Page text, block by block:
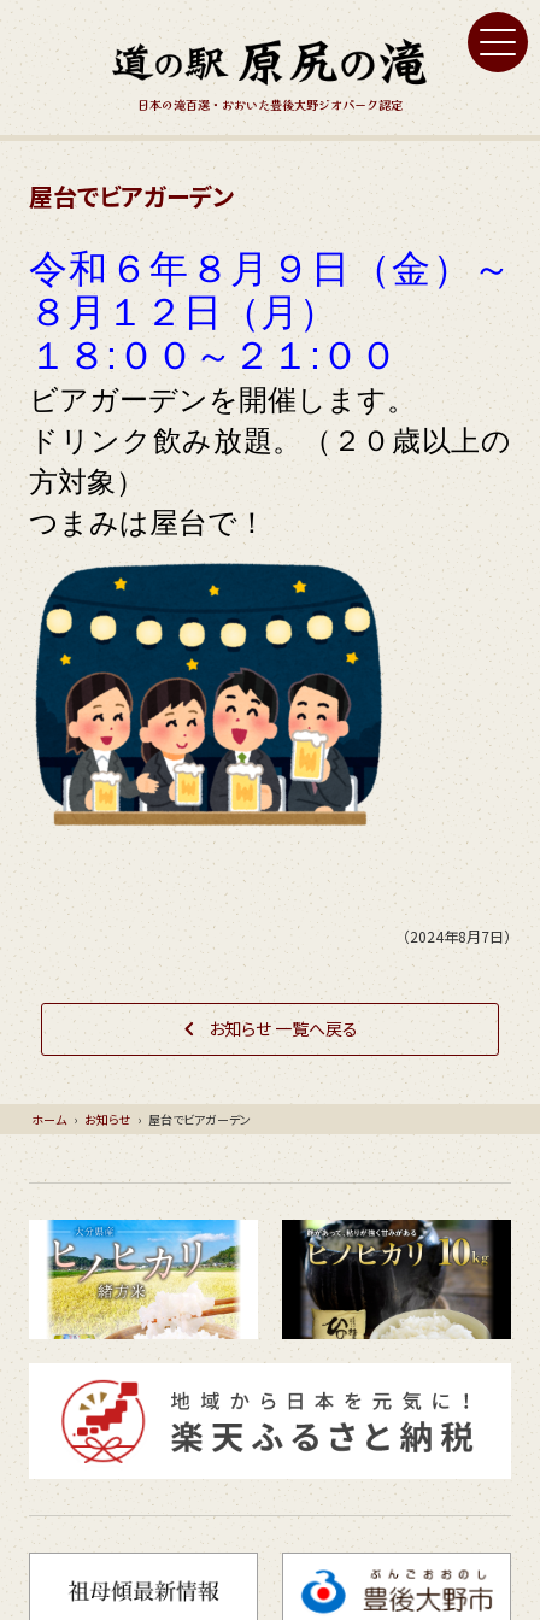
日本の滝百選・おおいた豊後大野ジオパーク認定
ホーム › お知らせ › 屋台でビアガーデン
屋台でビアガーデン
令和６年８月９日（金）～
８月１２日（月）
１８:００～２１:００
ビアガーデンを開催します。
ドリンク飲み放題。（２０歳以上の
方対象）
つまみは屋台で！
（2024年8月7日）
お知らせ 一覧へ戻る